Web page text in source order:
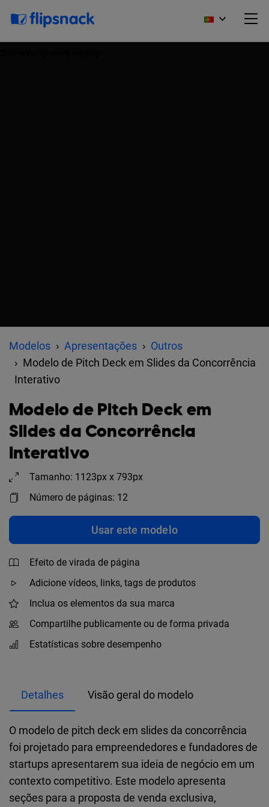
Modelos Apresentações
Outros
Modelo de Pitch Deck em Slides da Concorrência
Interativo
Modelo de Pitch Deck em
Slides da Concorrência
Interativo
Tamanho: 1123px x 793px
Número de páginas: 12
Usar este modelo
Efeito de virada de página
Adicione vídeos, links, tags de produtos
Inclua os elementos da sua marca
Compartilhe publicamente ou de forma privada
Estatísticas sobre desempenho
Detalhes Visão geral do modelo
O modelo de pitch deck em slides da concorrência
foi projetado para empreendedores e fundadores de
startups apresentarem sua ideia de negócio em um
contexto competitivo. Este modelo apresenta
seções para a proposta de venda exclusiva,